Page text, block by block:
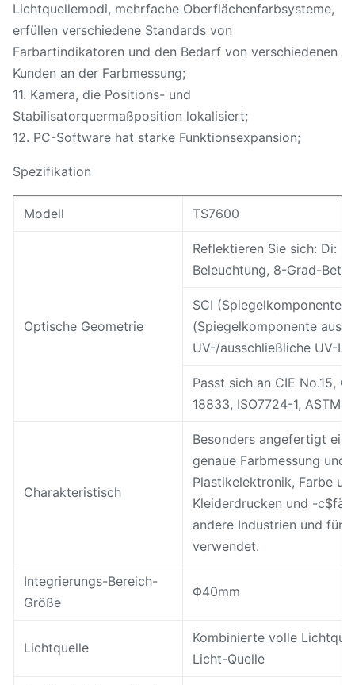
Lichtquellemodi, mehrfache Oberflächenfarbsysteme,
erfüllen verschiedene Standards von
Farbartindikatoren und den Bedarf von verschiedenen
Kunden an der Farbmessung;
11. Kamera, die Positions- und
Stabilisatorquermaßposition lokalisiert;
12. PC-Software hat starke Funktionsexpansion;
Spezifikation
Modell TS7600
Optische Geometrie
Reflektieren Sie sich: Di:
Beleuchtung, 8-Grad-
SCI (Spiegelkomponente
(Spiegelkomponente
UV-/ausschließliche UV-
Passt sich an CIE No.15,
18833, ISO7724-1, ASTM
Charakteristisch
Besonders angefertigt
genaue Farbmessung
Plastikelektronik, Farbe
Kleiderdrucken und -
andere Industrien und für
verwendet.
Integrierungs-Bereich-
Größe
Φ40mm
Lichtquelle
Kombinierte volle
Licht-Quelle